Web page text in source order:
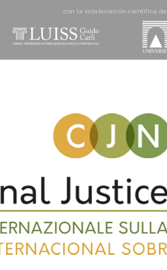
con la colaboración cientí­fica de